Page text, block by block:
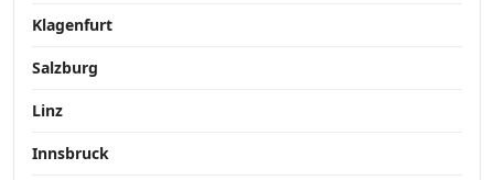
Klagenfurt
Salzburg
Linz
Innsbruck